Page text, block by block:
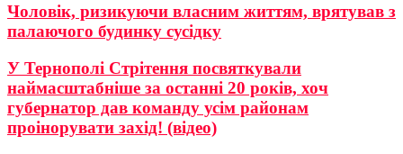
Чоловік, ризикуючи власним життям, врятував з
палаючого будинку сусідку
У Тернополі Стрітення посвяткували
наймасштабніше за останні 20 років, хоч
губернатор дав команду усім районам
проінорувати захід! (відео)